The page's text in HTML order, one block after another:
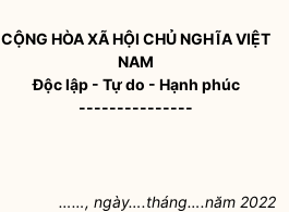
CỘNG HÒA XÃ HỘI CHỦ NGHĨA VIỆT
NAM
Độc lập - Tự do - Hạnh phúc
---------------
……, ngày….tháng….năm 2022